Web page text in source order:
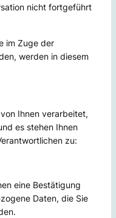
nicht fortgeführt
im Zuge der
werden in diesem
Ihnen verarbeitet,
es stehen Ihnen
zu:
eine Bestätigung
Daten, die Sie